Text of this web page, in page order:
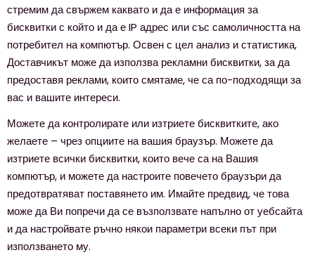
стремим да свържем каквато и да е информация за
бисквитки с който и да е IP адрес или със самоличността на
потребител на компютър. Освен с цел анализ и статистика,
Доставчикът може да използва рекламни бисквитки, за да
предоставя реклами, които смятаме, че са по-подходящи за
вас и вашите интереси.
Можете да контролирате или изтриете бисквитките, ако
желаете – чрез опциите на вашия браузър. Можете да
изтриете всички бисквитки, които вече са на Вашия
компютър, и можете да настроите повечето браузъри да
предотвратяват поставянето им. Имайте предвид, че това
може да Ви попречи да се възползвате напълно от уебсайта
и да настройвате ръчно някои параметри всеки път при
използването му.